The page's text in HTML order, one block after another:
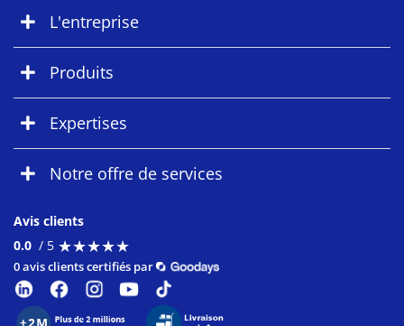
L'entreprise
Produits
Expertises
Notre offre de services
Avis clients
0.0 / 5 ★★★★★
★★★★★
0 avis clients certifiés par